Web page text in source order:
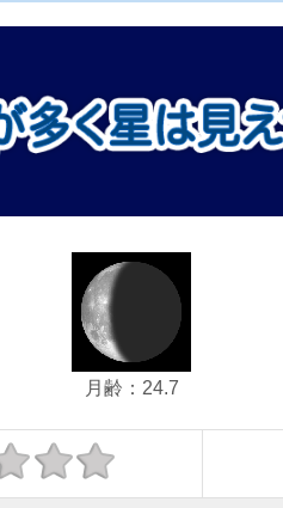
月齢：24.7